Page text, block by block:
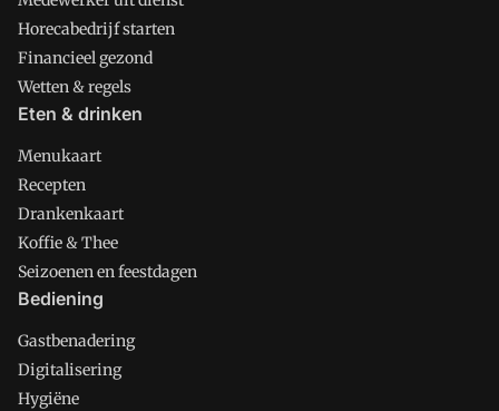
Horecabedrijf starten
Financieel gezond
Wetten & regels
Eten & drinken
Menukaart
Recepten
Drankenkaart
Koffie & Thee
Seizoenen en feestdagen
Bediening
Gastbenadering
Digitalisering
Hygiëne